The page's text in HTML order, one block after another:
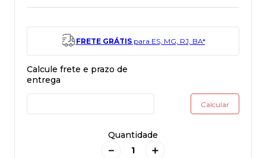
FRETE GRÁTISpara ES, MG, RJ, BA*
Quantidade
＋
－